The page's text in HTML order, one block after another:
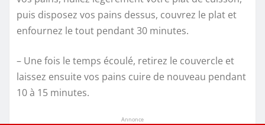
puis disposez vos pains dessus, couvrez le plat et
enfournez le tout pendant 30 minutes.
– Une fois le temps écoulé, retirez le couvercle et
laissez ensuite vos pains cuire de nouveau pendant
10 à 15 minutes.
Annonce